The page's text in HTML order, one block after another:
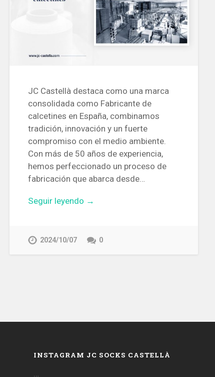
JC Castellà destaca como una marca
consolidada como Fabricante de
calcetines en España, combinamos
tradición, innovación y un fuerte
compromiso con el medio ambiente.
Con más de 50 años de experiencia,
hemos perfeccionado un proceso de
fabricación que abarca desde…
Seguir leyendo →
2024/10/07 0
INSTAGRAM JC SOCKS CASTELLÀ